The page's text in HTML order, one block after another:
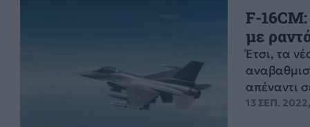
F-
με
Έτσι, τα
απέναντι
13 ΣΕΠ.